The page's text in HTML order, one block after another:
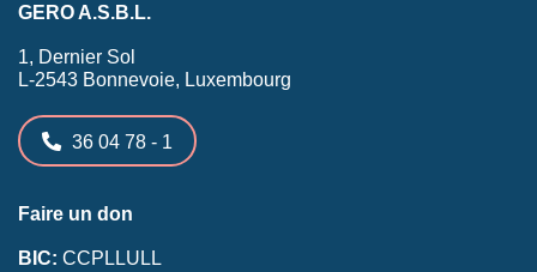
GERO A.S.B.L.
1, Dernier Sol
L-2543 Bonnevoie, Luxembourg
36 04 78 - 1
Faire un don
BIC: CCPLLULL